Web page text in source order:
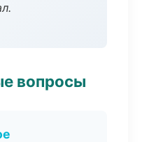
вопросы